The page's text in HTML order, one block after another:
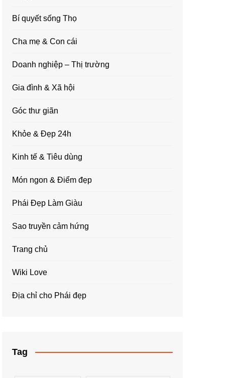
Bí quyết sống Thọ
Cha mẹ & Con cái
Doanh nghiệp – Thị trường
Gia đình & Xã hội
Góc thư giãn
Khỏe & Đẹp 24h
Kinh tế & Tiêu dùng
Món ngon & Điểm đẹp
Phái Đẹp Làm Giàu
Sao truyền cảm hứng
Trang chủ
Wiki Love
Địa chỉ cho Phái đẹp
Tag